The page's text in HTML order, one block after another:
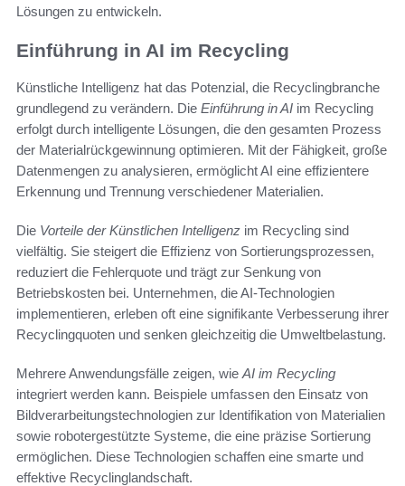
Lösungen zu entwickeln.
Einführung in AI im Recycling
Künstliche Intelligenz hat das Potenzial, die Recyclingbranche
grundlegend zu verändern. Die Einführung in AI im Recycling
erfolgt durch intelligente Lösungen, die den gesamten Prozess
der Materialrückgewinnung optimieren. Mit der Fähigkeit, große
Datenmengen zu analysieren, ermöglicht AI eine effizientere
Erkennung und Trennung verschiedener Materialien.
Die Vorteile der Künstlichen Intelligenz im Recycling sind
vielfältig. Sie steigert die Effizienz von Sortierungsprozessen,
reduziert die Fehlerquote und trägt zur Senkung von
Betriebskosten bei. Unternehmen, die AI-Technologien
implementieren, erleben oft eine signifikante Verbesserung ihrer
Recyclingquoten und senken gleichzeitig die Umweltbelastung.
Mehrere Anwendungsfälle zeigen, wie AI im Recycling
integriert werden kann. Beispiele umfassen den Einsatz von
Bildverarbeitungstechnologien zur Identifikation von Materialien
sowie robotergestützte Systeme, die eine präzise Sortierung
ermöglichen. Diese Technologien schaffen eine smarte und
effektive Recyclinglandschaft.